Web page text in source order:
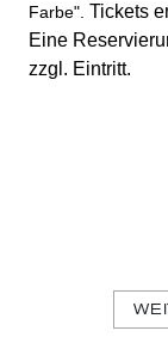
Farbe". Tickets
Eine
zzgl. Eintritt.